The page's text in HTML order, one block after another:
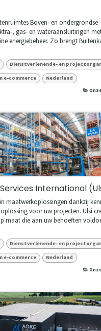
Boven- en ondergrondse
, gas- en wateraansluitingen
energiebeheer. Zo brengt
Dienstverlenende- en
e-commerce Nederland
International
maatwerkoplossingen dankzij
voor uw projecten. Ulsi
maat die aan uw behoeften
Dienstverlenende- en
e-commerce Nederland